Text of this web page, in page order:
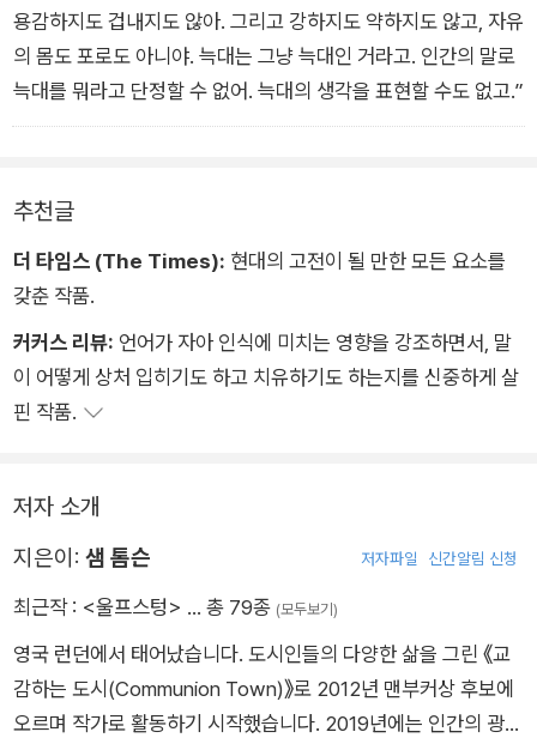
했습니다. 또 ‘노새는 고집 세다.’, ‘곰은 힘이 세지만 미련하다.’라
고 했습니다.
용감하지도 겁내지도 않아. 그리고 강하지도 약하지도 않고, 자유
의 몸도 포로도 아니야. 늑대는 그냥 늑대인 거라고. 인간의 말로
늑대를 뭐라고 단정할 수 없어. 늑대의 생각을 표현할 수도 없고.”
추천글
더 타임스 (The Times): 현대의 고전이 될 만한 모든 요소를
갖춘 작품.
커커스 리뷰: 언어가 자아 인식에 미치는 영향을 강조하면서, 말
이 어떻게 상처 입히기도 하고 치유하기도 하는지를 신중하게 살
핀 작품.
저자 소개
지은이: 샘 톰슨 저자파일 신간알림 신청
최근작 : <울프스텅> … 총 79종 (모두보기)
영국 런던에서 태어났습니다. 도시인들의 다양한 삶을 그린 《교
감하는 도시(Communion Town)》로 2012년 맨부커상 후보에
오르며 작가로 활동하기 시작했습니다. 2019년에는 인간의 광기